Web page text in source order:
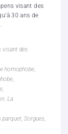
visant des
30 ans de
visant des
homophobe,
,
,
La
parquet, Sorgues,